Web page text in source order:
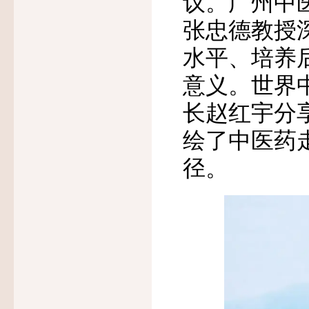
张忠德教授
水平、培养
意义。世界
长赵红宇分
绘了中医药
径。